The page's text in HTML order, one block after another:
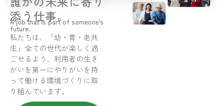
添う仕事。
A job that is part of someone’s
future.
私たちは、「幼・青・老共
生」全ての世代が楽しく過
ごせるよう、利用者の生き
がいを第一にやりがいを持
って働ける環境づくりに取
り組んでいます。